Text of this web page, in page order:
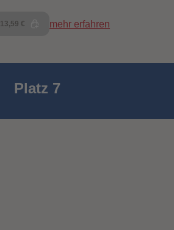
13,59 € mehr erfahren
Platz 7